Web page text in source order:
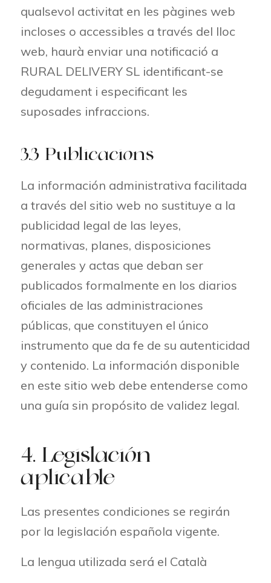
qualsevol activitat en les pàgines web
incloses o accessibles a través del lloc
web, haurà enviar una notificació a
RURAL DELIVERY SL identificant-se
degudament i especificant les
suposades infraccions.
3.3 Publicacions
La información administrativa facilitada
a través del sitio web no sustituye a la
publicidad legal de las leyes,
normativas, planes, disposiciones
generales y actas que deban ser
publicados formalmente en los diarios
oficiales de las administraciones
públicas, que constituyen el único
instrumento que da fe de su autenticidad
y contenido. La información disponible
en este sitio web debe entenderse como
una guía sin propósito de validez legal.
4. Legislación
aplicable
Las presentes condiciones se regirán
por la legislación española vigente.
La lengua utilizada será el Català